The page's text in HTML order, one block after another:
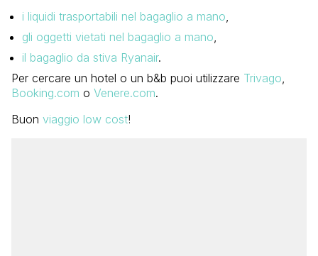
i liquidi trasportabili nel bagaglio a mano
gli oggetti vietati nel bagaglio a mano
il bagaglio da stiva Ryanair.
Per cercare un hotel o un b&b puoi utilizzare Trivago
Booking.com o Venere.com.
Buon viaggio low cost!